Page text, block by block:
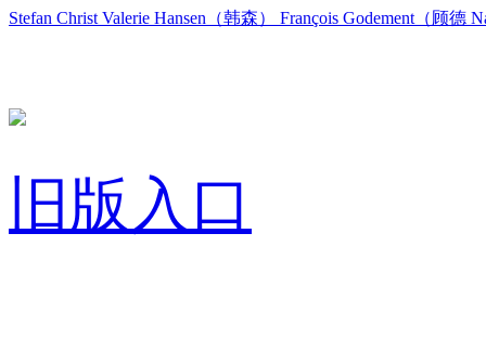
Stefan Christ Valerie Hansen（韩森） François Godement（顾德
旧版入口